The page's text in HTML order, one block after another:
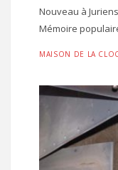
Nouveau à
Mémoire
MAISON DE LA